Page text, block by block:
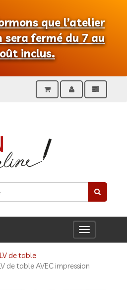
que l’atelier
fermé du 7 au
inclus.
Toggle
navigation
de table
de table AVEC impression